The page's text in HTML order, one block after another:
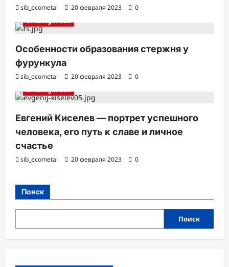
sib_ecometal 20 февраля 2023
0
Uncategorised
Особенности образования стержня у
фурункула
sib_ecometal 20 февраля 2023
0
Uncategorised
Евгений Киселев — портрет успешного
человека, его путь к славе и личное
счастье
sib_ecometal 20 февраля 2023 0
Поиск
Поиск